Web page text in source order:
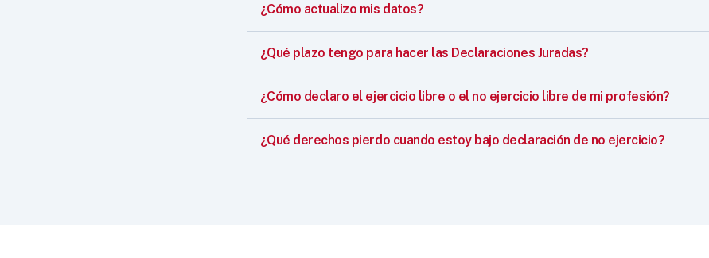
¿Cómo actualizo mis datos?
¿Qué plazo tengo para hacer las Declaraciones Juradas?
¿Cómo declaro el ejercicio libre o el no ejercicio libre de mi profesión?
¿Qué derechos pierdo cuando estoy bajo declaración de no ejercicio?